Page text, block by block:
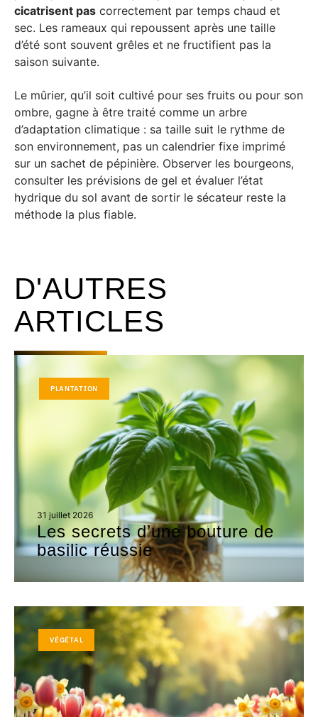
cicatrisent pas correctement par temps chaud et
sec. Les rameaux qui repoussent après une taille
d’été sont souvent grêles et ne fructifient pas la
saison suivante.
Le mûrier, qu’il soit cultivé pour ses fruits ou pour son
ombre, gagne à être traité comme un arbre
d’adaptation climatique : sa taille suit le rythme de
son environnement, pas un calendrier fixe imprimé
sur un sachet de pépinière. Observer les bourgeons,
consulter les prévisions de gel et évaluer l’état
hydrique du sol avant de sortir le sécateur reste la
méthode la plus fiable.
D'AUTRES
ARTICLES
PLANTATION
31 juillet 2026
Les secrets d’une bouture de
basilic réussie
VÉGÉTAL